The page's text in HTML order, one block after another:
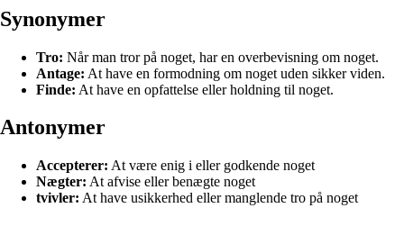
Synonymer
Tro: Når man tror på noget, har en overbevisning om noget.
Antage: At have en formodning om noget uden sikker viden.
Finde: At have en opfattelse eller holdning til noget.
Antonymer
Accepterer: At være enig i eller godkende noget
Nægter: At afvise eller benægte noget
tvivler: At have usikkerhed eller manglende tro på noget